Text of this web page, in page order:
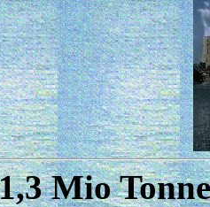
Mio